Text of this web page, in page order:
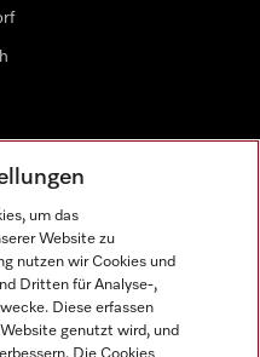
um das
Website zu
nutzen wir Cookies und
Dritten für Analyse-,
Diese erfassen
genutzt wird, und